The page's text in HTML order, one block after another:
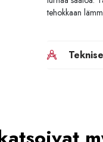
tehokkaan